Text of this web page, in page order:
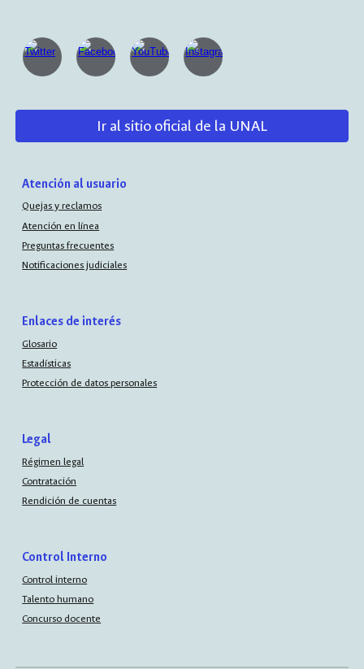
Ir al sitio oficial de la UNAL
Atención al usuario
Quejas y reclamos
Atención en línea
Preguntas frecuentes
Notificaciones judiciales
Enlaces de interés
Glosario
Estadísticas
Protección de datos personales
Legal
Régimen legal
Contratación
Rendición de cuentas
Control Interno
Control interno
Talento humano
Concurso docente